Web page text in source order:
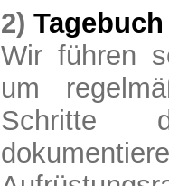
2) Tagebuch
Wir führen
um
Schritte